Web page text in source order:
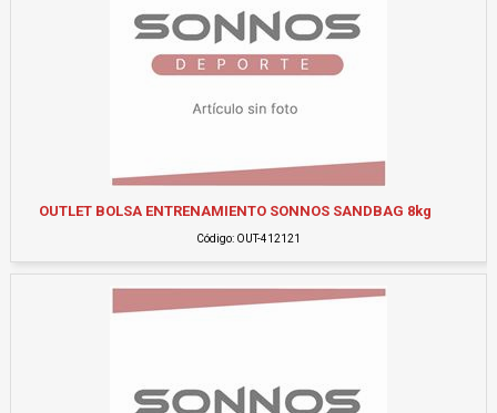
OUTLET BOLSA ENTRENAMIENTO SONNOS SANDBAG 8kg
Código: OUT-412121